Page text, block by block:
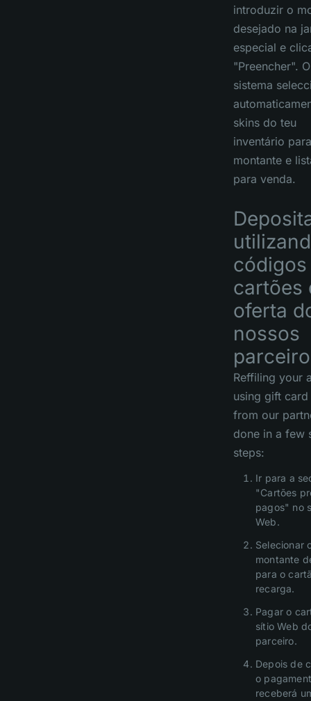
introduzir o
desejado na
especial e
"Preencher". O
sistema
skins do teu
inventário
montante e
para venda.
códigos
cartões
oferta
nossos
Reffiling your
using gift
from our
done in a few
steps:
Ir para a
"Cartões
pagos" no
Web.
Selecionar
montante
para o
recarga.
Pagar o
sítio Web
parceiro.
Depois de
o
receberá